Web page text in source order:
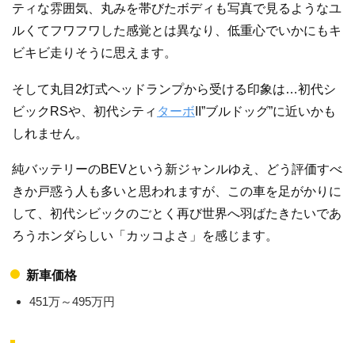
ティな雰囲気、丸みを帯びたボディも写真で見るようなユ
ルくてフワフワした感覚とは異なり、低重心でいかにもキ
ビキビ走りそうに思えます。
そして丸目2灯式ヘッドランプから受ける印象は…初代シ
ビックRSや、初代シティ ターボ II”ブルドッグ”に近いかも
しれません。
純バッテリーのBEVという新ジャンルゆえ、どう評価すべ
きか戸惑う人も多いと思われますが、この車を足がかりに
して、初代シビックのごとく再び世界へ羽ばたきたいであ
ろうホンダらしい「カッコよさ」を感じます。
新車価格
451万～495万円